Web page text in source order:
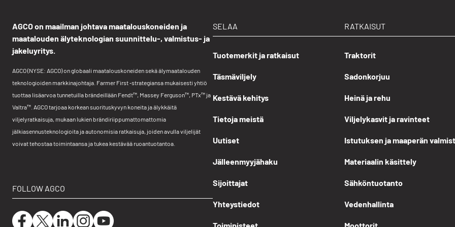
AGCO on maailman johtava maatalouskoneiden ja
maatalouden älyteknologian suunnittelu-, valmistus- ja
jakeluyritys.
AGCO (NYSE: AGCO) on globaali maatalouskoneiden sekä älymaatalouden
teknologioiden markkinajohtaja. Farmer First ‑strategiansa mukaisesti yhtiö
tuottaa lisäarvoa tunnetuilla brändeillään Fendt™, Massey Ferguson™, PTx™ ja
Valtra™. AGCO tarjoaa korkean suorituskyvyn koneita ja älykkäitä
viljelyratkaisuja, mukaan lukien brändiriippumattomattomia
jälkiasennusteknologioita ja autonomisia ratkaisuja, joiden avulla viljelijät
voivat tehostaa toimintaansa ja tukea kestävää ruoantuotantoa.
FOLLOW AGCO
SELAA
Tuotemerkit ja ratkaisut
Täsmäviljely
Kestävä kehitys
Tietoja meistä
Uutiset
Jälleenmyyjähaku
Sijoittajat
Yhteystiedot
RATKAISUT
Traktorit
Sadonkorjuu
Heinä ja rehu
Viljelykasvit ja ravinteet
Istutuksen ja maaperän
Materiaalin käsittely
Sähköntuotanto
Vedenhallinta